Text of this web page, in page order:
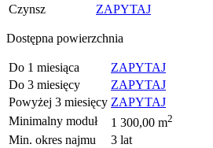
Czynsz ZAPYTAJ
Dostępna powierzchnia
Do 1 miesiąca
ZAPYTAJ
Do 3 miesięcy
ZAPYTAJ
Powyżej 3 miesięcy ZAPYTAJ
Minimalny moduł
1 300,00 m2
Min. okres najmu
3 lat